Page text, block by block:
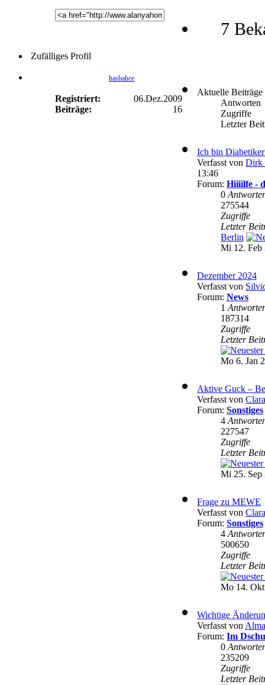
Zufälliges Profil
hasbahce
Registriert:
06.Dez.2009
Beiträge:
16
7
Aktuelle Beiträge
Antworten
Zugriffe
Letzter
Ich bin
Verfasst von Dirk
13:46
Forum: Hiiiilfe -
0
275544
Zugriffe
Letzter
Berlin
Mi 12. Feb
Dezember 2024
Verfasst von
Forum: News
1
187314
Zugriffe
Letzter
Mo 6. Jan
Aktive Guck –
Verfasst von Clara
Forum: Sonstiges
4
227547
Zugriffe
Letzter
Mi 25. Sep
Frage zu MEWE
Verfasst von Clara
Forum: Sonstiges
4
500650
Zugriffe
Letzter
Mo 14.
Wichtige
Verfasst von
Forum: Im
0
235209
Zugriffe
Letzter